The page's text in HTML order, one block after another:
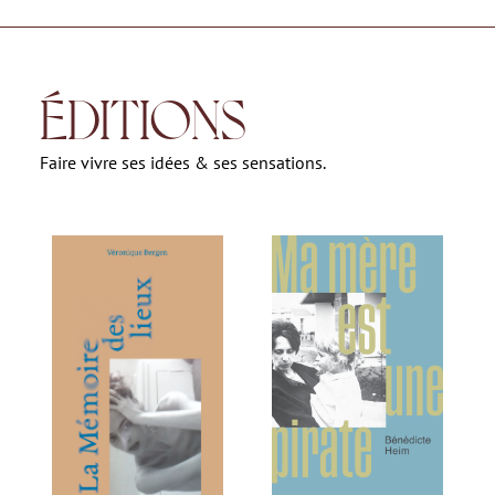
ÉDITIONS
Faire vivre ses idées & ses sensations.